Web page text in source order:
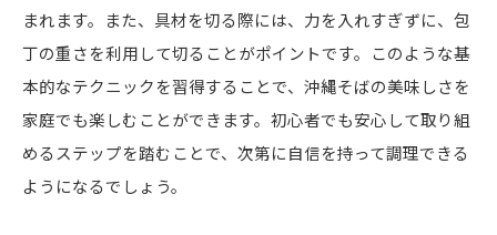
包丁使いで変わる沖縄そばの味わい
沖縄そばの味を包丁でコントロール
プロの包丁技で作る沖縄そばの味
沖縄そばにまつわる包丁の歴史
まれます。また、具材を切る際には、力を入れすぎずに、包
丁の重さを利用して切ることがポイントです。このような基
本的なテクニックを習得することで、沖縄そばの美味しさを
家庭でも楽しむことができます。初心者でも安心して取り組
めるステップを踏むことで、次第に自信を持って調理できる
ようになるでしょう。